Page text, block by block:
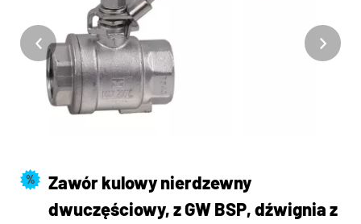
%
Zawór kulowy nierdzewny
dwuczęściowy, z GW BSP, dźwignia z